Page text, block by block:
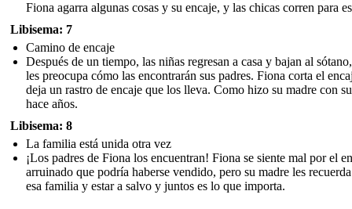
Fiona agarra algunas cosas y su encaje, y las chicas corren para
Libisema: 7
Camino de encaje
Después de un tiempo, las niñas regresan a casa y bajan al
les preocupa cómo las encontrarán sus padres. Fiona corta el
deja un rastro de encaje que los lleva. Como hizo su madre con
hace años.
Libisema: 8
La familia está unida otra vez
¡Los padres de Fiona los encuentran! Fiona se siente mal por el
arruinado que podría haberse vendido, pero su madre les
esa familia y estar a salvo y juntos es lo que importa.